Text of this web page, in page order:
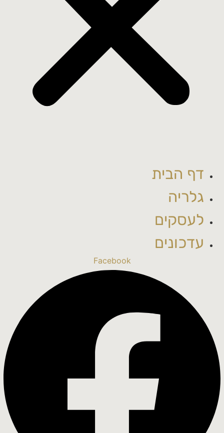
דף הבית
גלריה
לעסקים
עדכונים
Facebook